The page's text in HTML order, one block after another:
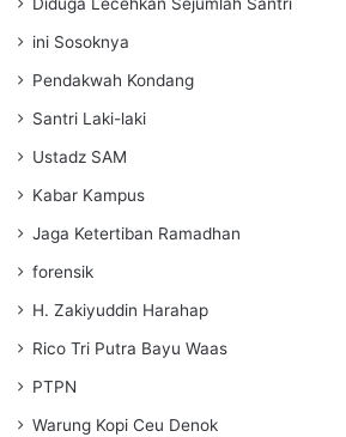
Diduga Lecehkan Sejumlah Santri
ini Sosoknya
Pendakwah Kondang
Santri Laki-laki
Ustadz SAM
Kabar Kampus
Jaga Ketertiban Ramadhan
forensik
H. Zakiyuddin Harahap
Rico Tri Putra Bayu Waas
PTPN
Warung Kopi Ceu Denok